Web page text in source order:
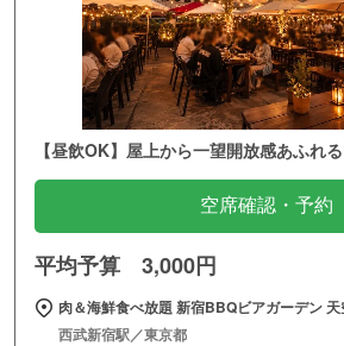
【昼飲OK】屋上から一望開放感あふれ
空席確認・予約
平均予算 3,000円
肉＆海鮮食べ放題 新宿BBQビアガーデン
西武新宿駅／東京都